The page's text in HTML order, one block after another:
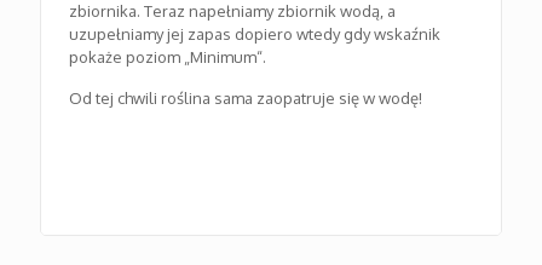
zbiornika. Teraz napełniamy zbiornik wodą, a
uzupełniamy jej zapas dopiero wtedy gdy wskaźnik
pokaże poziom „Minimum“.
Od tej chwili roślina sama zaopatruje się w wodę!